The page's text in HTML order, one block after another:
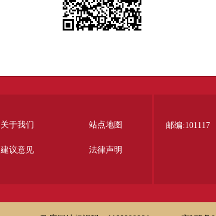
关于我们 站点地图
建议意见 法律声明
邮编:101117